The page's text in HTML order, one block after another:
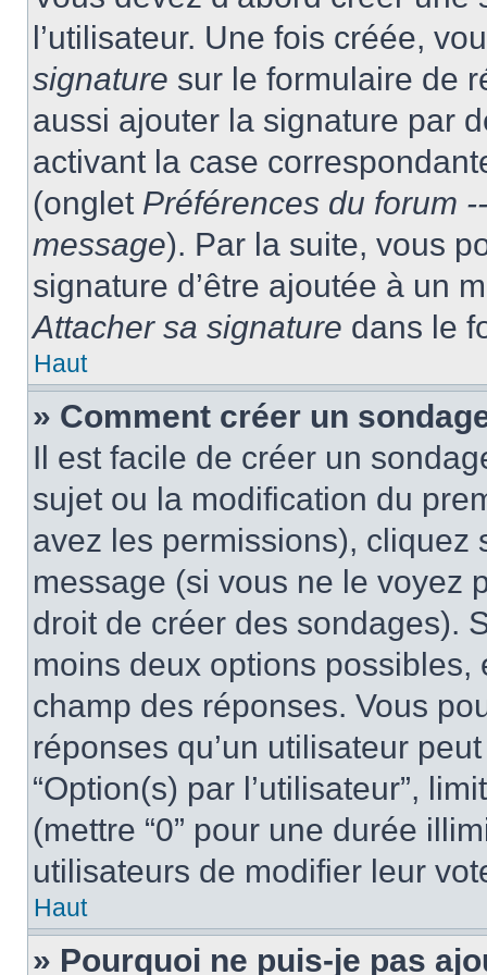
l’utilisateur. Une fois créée,
signature sur le formulaire de
aussi ajouter la signature par
activant la case
(onglet Préférences du forum
message). Par la suite, vous
signature d’être ajoutée à un
Attacher sa signature dans le
Haut
» Comment créer un
Il est facile de créer un
sujet ou la modification du
avez les permissions), cliquez
message (si vous ne le voyez
droit de créer des sondages).
moins deux options
champ des réponses. Vous
réponses qu’un utilisateur
“Option(s) par l’utilisateur”,
(mettre “0” pour une durée
utilisateurs de modifier leur
Haut
» Pourquoi ne puis-je pas